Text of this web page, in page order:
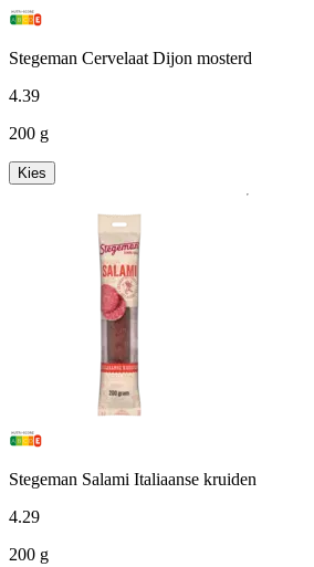
Stegeman Cervelaat Dijon mosterd
4.39
200 g
Kies
Stegeman Salami Italiaanse kruiden
4.29
200 g